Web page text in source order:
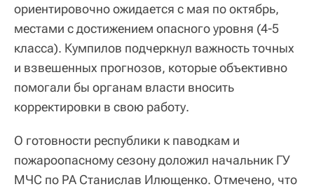
ориентировочно ожидается с мая по октябрь,
местами с достижением опасного уровня (4-5
класса). Кумпилов подчеркнул важность точных
и взвешенных прогнозов, которые объективно
помогали бы органам власти вносить
корректировки в свою работу.
О готовности республики к паводкам и
пожароопасному сезону доложил начальник ГУ
МЧС по РА Станислав Илющенко. Отмечено, что